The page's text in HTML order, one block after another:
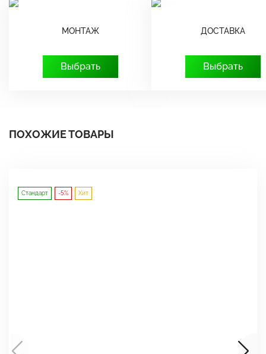
МОНТАЖ
Выбрать
ДОСТАВКА
Выбрать
ПОХОЖИЕ ТОВАРЫ
Стандарт -5% Хит